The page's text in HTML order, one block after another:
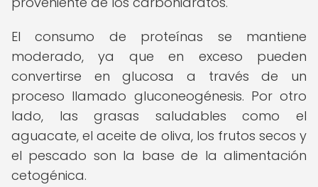
El consumo de proteínas se mantiene
moderado, ya que en exceso pueden
convertirse en glucosa a través de un
proceso llamado gluconeogénesis. Por otro
lado, las grasas saludables como el
aguacate, el aceite de oliva, los frutos secos y
el pescado son la base de la alimentación
cetogénica.